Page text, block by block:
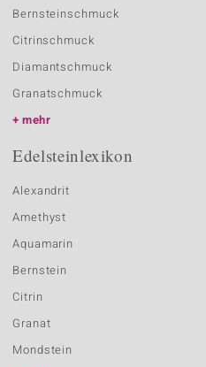
Bernsteinschmuck
Citrinschmuck
Diamantschmuck
Granatschmuck
mehr
Edelsteinlexikon
Alexandrit
Amethyst
Aquamarin
Bernstein
Citrin
Granat
Mondstein